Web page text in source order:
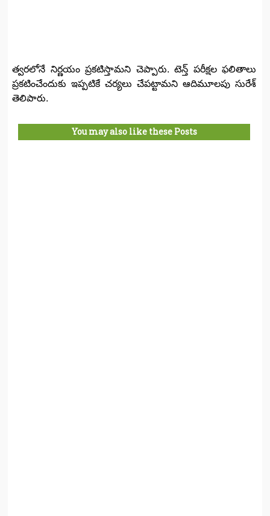
త్వరలోనే నిర్ణయం ప్రకటిస్తామని చెప్పారు. టెన్త్ పరీక్షల ఫలితాలు
ప్రకటించేందుకు ఇప్పటికే చర్యలు చేపట్టామని ఆదిమూలపు సురేశ్
తెలిపారు.
You may also like these Posts